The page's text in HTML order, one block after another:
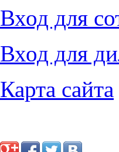
Вход для
Вход для
Карта сайта